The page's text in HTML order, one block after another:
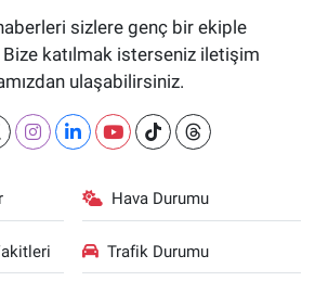
sizlere genç bir ekiple
Bize katılmak isterseniz iletişim
ulaşabilirsiniz.
Hava Durumu
Trafik Durumu